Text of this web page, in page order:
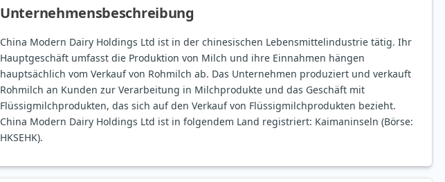
Unternehmensbeschreibung
China Modern Dairy Holdings Ltd ist in der chinesischen Lebensmittelindustrie tätig. Ihr
Hauptgeschäft umfasst die Produktion von Milch und ihre Einnahmen hängen
hauptsächlich vom Verkauf von Rohmilch ab. Das Unternehmen produziert und verkauft
Rohmilch an Kunden zur Verarbeitung in Milchprodukte und das Geschäft mit
Flüssigmilchprodukten, das sich auf den Verkauf von Flüssigmilchprodukten bezieht.
China Modern Dairy Holdings Ltd ist in folgendem Land registriert: Kaimaninseln (Börse:
HKSEHK).